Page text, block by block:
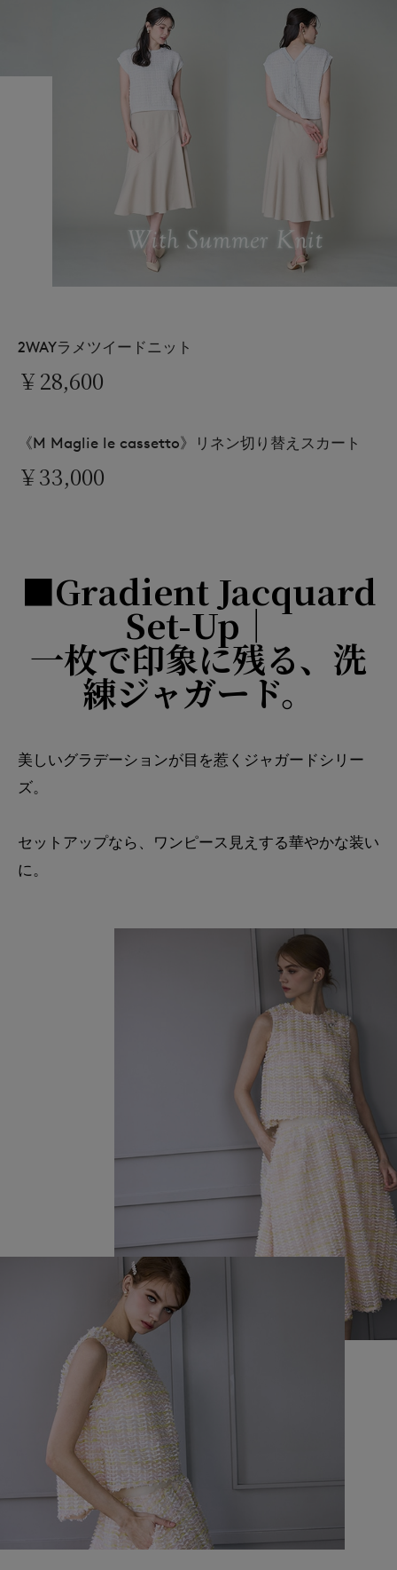
2WAYラメツイードニット
￥28,600
《M Maglie le cassetto》リネン切り替えスカート
￥33,000
■Gradient Jacquard
Set-Up｜
一枚で印象に残る、洗
練ジャガード。
美しいグラデーションが目を惹くジャガードシリー
ズ。
セットアップなら、ワンピース見えする華やかな装い
に。